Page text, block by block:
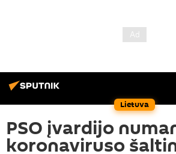
Lietuva
PSO įvardijo
koronaviruso